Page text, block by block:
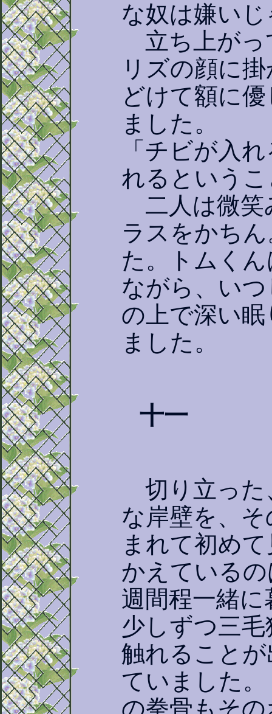
な奴は嫌い
立ち上がっ
リズの顔に
どけて額に
ました。
「チビが入
れるという
二人は微笑
ラスをかち
た。トムく
ながら、い
の上で深い
ました。
十一
切り立った
な岸壁を、
まれて初め
かえている
週間程一緒
少しずつ三
触れること
ていました
の拳骨もそ